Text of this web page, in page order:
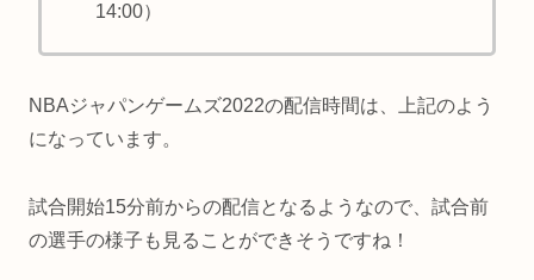
14:00）
NBAジャパンゲームズ2022の配信時間は、上記のよう
になっています。
試合開始15分前からの配信となるようなので、試合前
の選手の様子も見ることができそうですね！